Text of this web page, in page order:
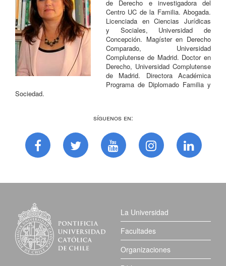
de Derecho e investigadora del
Centro UC de la Familia. Abogada.
Licenciada en Ciencias Jurídicas
y Sociales, Universidad de
Concepción. Magíster en Derecho
Comparado, Universidad
Complutense de Madrid. Doctor en
Derecho, Universidad Complutense
de Madrid. Directora Académica
Programa de Diplomado Familia y
Sociedad.
Síguenos en:
La Universidad
Facultades
Organizaciones